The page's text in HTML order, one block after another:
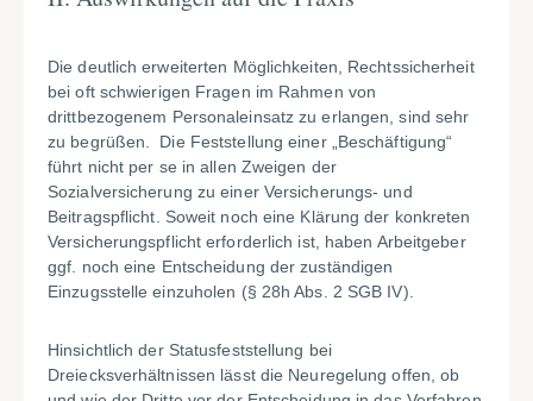
Die deutlich erweiterten Möglichkeiten, Rechtssicherheit
bei oft schwierigen Fragen im Rahmen von
drittbezogenem Personaleinsatz zu erlangen, sind sehr
zu begrüßen. Die Feststellung einer „Beschäftigung“
führt nicht per se in allen Zweigen der
Sozialversicherung zu einer Versicherungs- und
Beitragspflicht. Soweit noch eine Klärung der konkreten
Versicherungspflicht erforderlich ist, haben Arbeitgeber
ggf. noch eine Entscheidung der zuständigen
Einzugsstelle einzuholen (§ 28h Abs. 2 SGB IV).
Hinsichtlich der Statusfeststellung bei
Dreiecksverhältnissen lässt die Neuregelung offen, ob